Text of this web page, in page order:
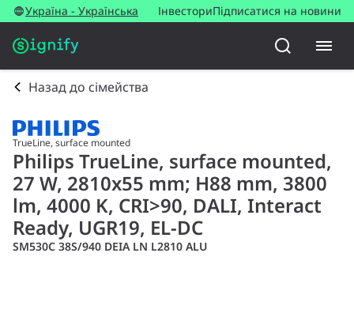
Україна - Українська ІнвесториПідписатися на новини
Назад до сімейства
TrueLine, surface mounted
Philips TrueLine, surface mounted,
27 W, 2810x55 mm; H88 mm, 3800
lm, 4000 K, CRI>90, DALI, Interact
Ready, UGR19, EL-DC
SM530C 38S/940 DEIA LN L2810 ALU